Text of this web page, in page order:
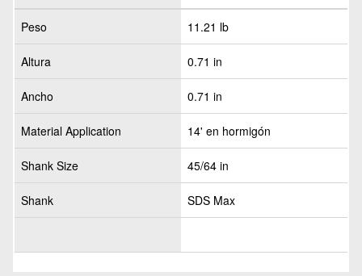
Peso 11.21 lb
Altura 0.71 in
Ancho 0.71 in
Material Application 14' en hormigón
Shank Size 45/64 in
Shank SDS Max